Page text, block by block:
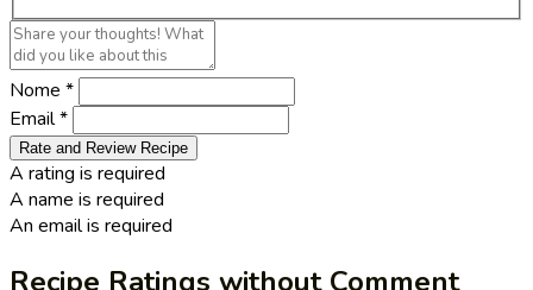
Nome *
Email *
Rate and Review Recipe
A rating is required
A name is required
An email is required
Recipe Ratings without Comment